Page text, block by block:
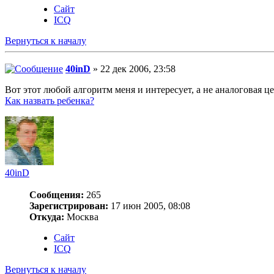
Сайт
ICQ
Вернуться к началу
40inD » 22 дек 2006, 23:58
Вот этот любой алгоритм меня и интересует, а не аналоговая
Как назвать ребенка?
40inD
Сообщения: 265
Зарегистрирован: 17 июн 2005, 08:08
Откуда: Москва
Сайт
ICQ
Вернуться к началу